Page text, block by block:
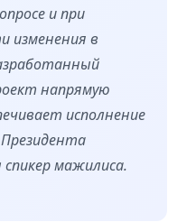
и при
изменения в
напрямую
исполнение
Президента
мажилиса.